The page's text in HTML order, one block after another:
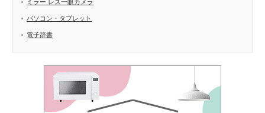
ミラー レス一眼カメラ
パソコン・タブレット
電子辞書